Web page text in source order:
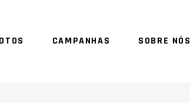
CAMPANHAS SOBRE NÓS